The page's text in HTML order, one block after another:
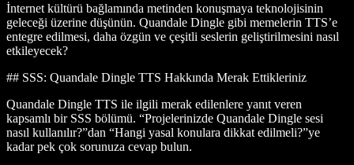
İnternet kültürü bağlamında metinden konuşmaya teknolojisinin
geleceği üzerine düşünün. Quandale Dingle gibi memelerin TTS’e
entegre edilmesi, daha özgün ve çeşitli seslerin geliştirilmesini nasıl
etkileyecek?
## SSS: Quandale Dingle TTS Hakkında Merak Ettikleriniz
Quandale Dingle TTS ile ilgili merak edilenlere yanıt veren
kapsamlı bir SSS bölümü. “Projelerinizde Quandale Dingle sesi
nasıl kullanılır?”dan “Hangi yasal konulara dikkat edilmeli?”ye
kadar pek çok sorunuza cevap bulun.